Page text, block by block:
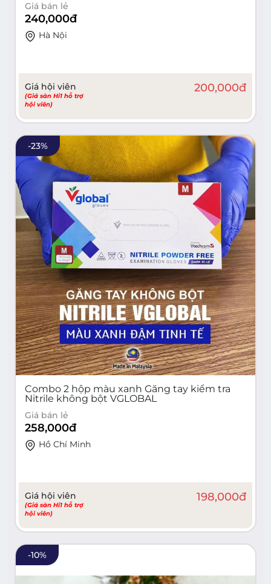
Giá bán lẻ
240,000đ
Hà Nội
Giá hội viên
(Giá sàn Hi1 hỗ trợ
hội viên)
200,000đ
-23%
Combo 2 hộp màu xanh Găng tay kiểm tra
Nitrile không bột VGLOBAL
Giá bán lẻ
258,000đ
Hồ Chí Minh
Giá hội viên
(Giá sàn Hi1 hỗ trợ
hội viên)
198,000đ
-10%